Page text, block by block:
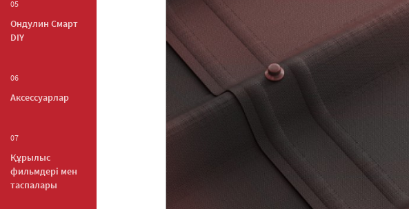
05
Ондулин Смарт
DIY
06
Аксессуарлар
07
Құрылыс
фильмдері мен
таспалары